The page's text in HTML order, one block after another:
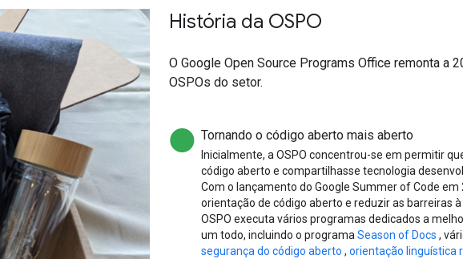
História da OSPO
O Google Open Source Programs Office remonta a
OSPOs do setor.
Tornando o código aberto mais aberto
Inicialmente, a OSPO concentrou-se em permitir
código aberto e compartilhasse tecnologia
Com o lançamento do Google Summer of Code em
orientação de código aberto e reduzir as barreiras
OSPO executa vários programas dedicados a
um todo, incluindo o programa Season of Docs ,
segurança do código aberto , orientação linguística